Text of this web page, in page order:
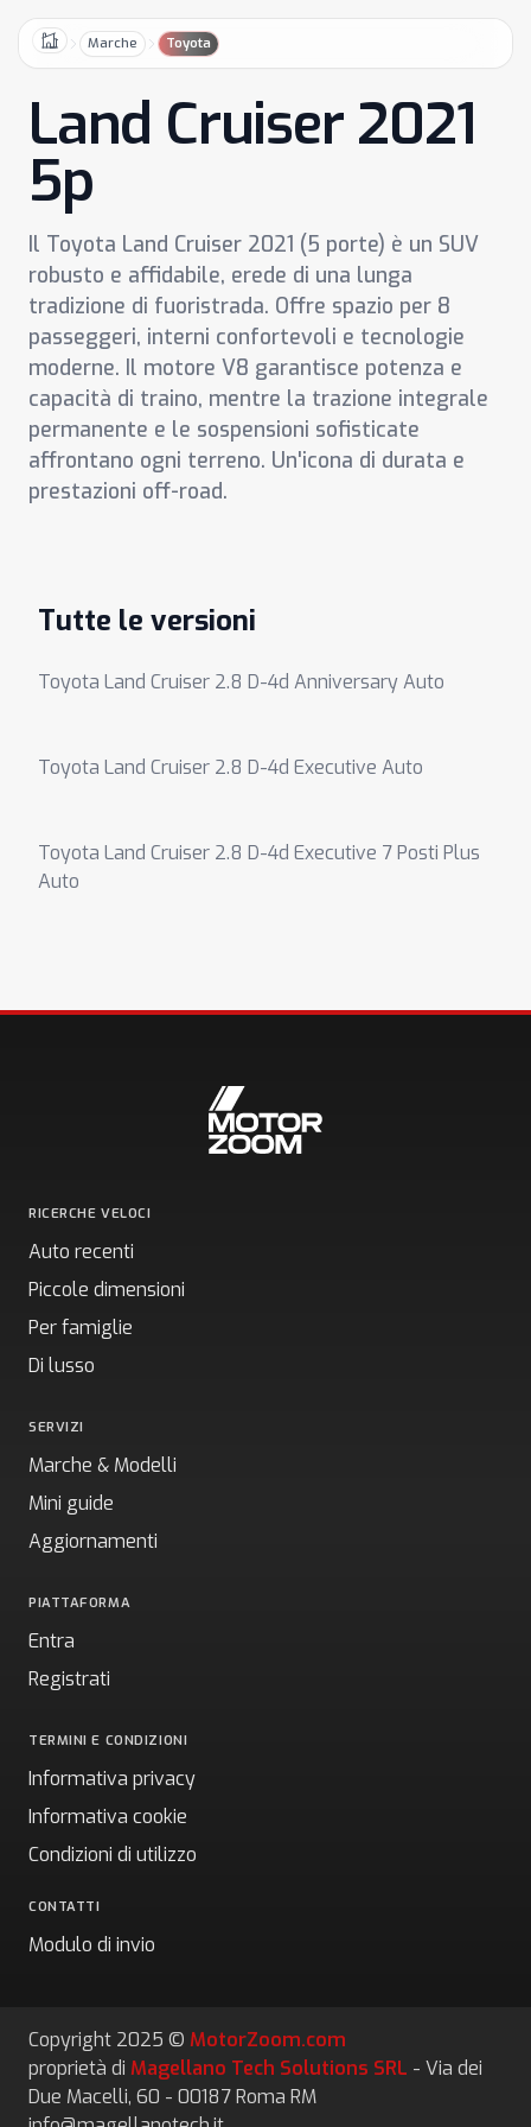
HomeMarche Toyota
Land Cruiser 2021
5p
Il Toyota Land Cruiser 2021 (5 porte) è un SUV
robusto e affidabile, erede di una lunga
tradizione di fuoristrada. Offre spazio per 8
passeggeri, interni confortevoli e tecnologie
moderne. Il motore V8 garantisce potenza e
capacità di traino, mentre la trazione integrale
permanente e le sospensioni sofisticate
affrontano ogni terreno. Un'icona di durata e
prestazioni off-road.
Tutte le versioni
Toyota Land Cruiser 2.8 D-4d Anniversary Auto
Toyota Land Cruiser 2.8 D-4d Executive Auto
Toyota Land Cruiser 2.8 D-4d Executive 7 Posti Plus
Auto
RICERCHE VELOCI
Auto recenti
Piccole dimensioni
Per famiglie
Di lusso
SERVIZI
Marche & Modelli
Mini guide
Aggiornamenti
PIATTAFORMA
Entra
Registrati
TERMINI E CONDIZIONI
Informativa privacy
Informativa cookie
Condizioni di utilizzo
CONTATTI
Modulo di invio
Copyright 2025 © MotorZoom.com
proprietà di Magellano Tech Solutions SRL - Via dei
Due Macelli, 60 - 00187 Roma RM